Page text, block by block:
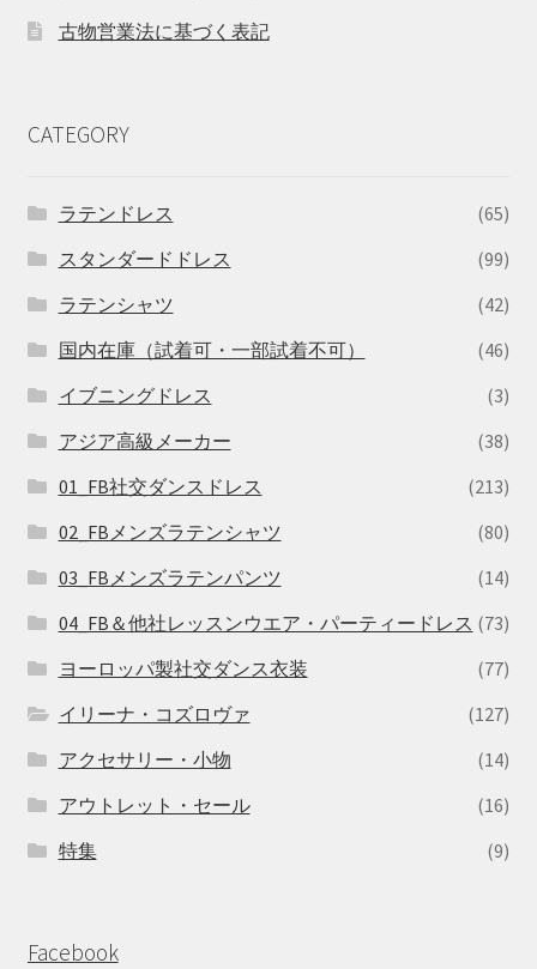
古物営業法に基づく表記
CATEGORY
ラテンドレス
(65)
スタンダードドレス
(99)
ラテンシャツ
(42)
国内在庫（試着可・一部試着不可）
(46)
イブニングドレス
(3)
アジア高級メーカー
(38)
01_FB社交ダンスドレス
(213)
02_FBメンズラテンシャツ
(80)
03_FBメンズラテンパンツ
(14)
04_FB＆他社レッスンウエア・パーティードレス (73)
ヨーロッパ製社交ダンス衣装
(77)
イリーナ・コズロヴァ
(127)
アクセサリー・小物
(14)
アウトレット・セール
(16)
特集
(9)
Facebook